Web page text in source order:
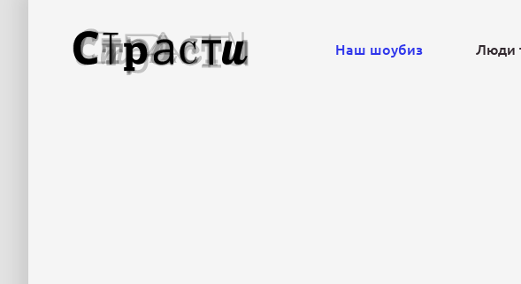
Наш шоубиз Люди